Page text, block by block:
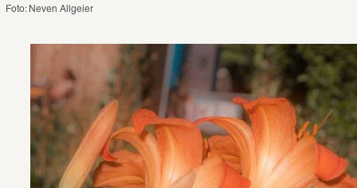
Foto: Neven Allgeier